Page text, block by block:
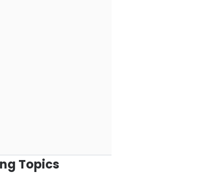
Topics